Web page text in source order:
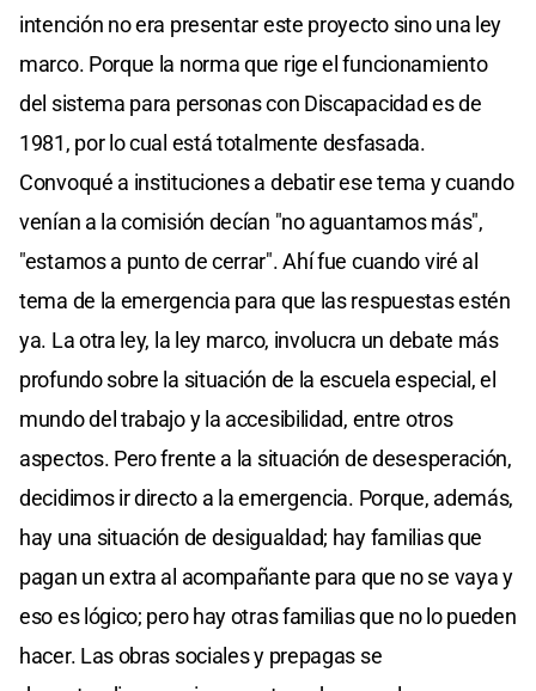
intención no era presentar este proyecto sino una ley
marco. Porque la norma que rige el funcionamiento
del sistema para personas con Discapacidad es de
1981, por lo cual está totalmente desfasada.
Convoqué a instituciones a debatir ese tema y cuando
venían a la comisión decían "no aguantamos más",
"estamos a punto de cerrar". Ahí fue cuando viré al
tema de la emergencia para que las respuestas estén
ya. La otra ley, la ley marco, involucra un debate más
profundo sobre la situación de la escuela especial, el
mundo del trabajo y la accesibilidad, entre otros
aspectos. Pero frente a la situación de desesperación,
decidimos ir directo a la emergencia. Porque, además,
hay una situación de desigualdad; hay familias que
pagan un extra al acompañante para que no se vaya y
eso es lógico; pero hay otras familias que no lo pueden
hacer. Las obras sociales y prepagas se